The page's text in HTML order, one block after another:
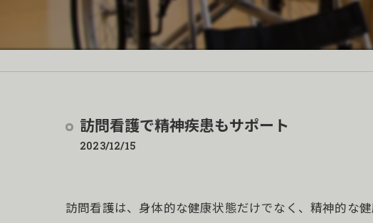
訪問看護で精神疾患もサポート
2023/12/15
訪問看護は、身体的な健康状態だけでなく、精神的な